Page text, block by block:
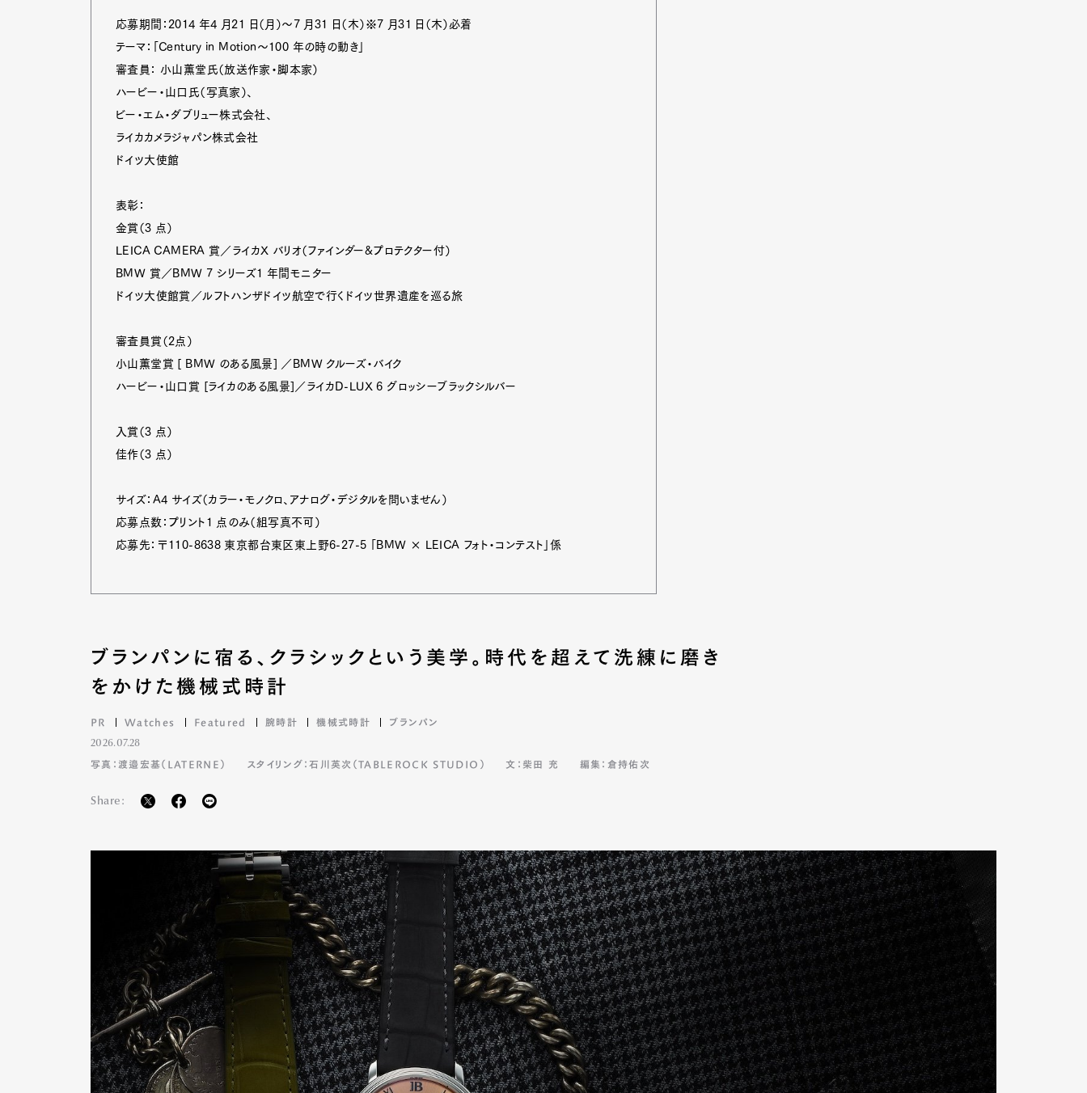
Pen Membership
応募期間：2014 年4 月21 日（月）～7 月31 日（木）※7 月31 日（木）必着
テーマ：「Century in Motion～100 年の時の動き」
審査員： 小山薫堂氏（放送作家・脚本家）
ハービー・山口氏（写真家）、
ビー・エム・ダブリュー株式会社、
ライカカメラジャパン株式会社
ドイツ大使館
表彰：
金賞（3 点）
LEICA CAMERA 賞／ライカX バリオ（ファインダー&プロテクター付）
BMW 賞／BMW 7 シリーズ1 年間モニター
ドイツ大使館賞／ルフトハンザドイツ航空で行くドイツ世界遺産を巡る旅
審査員賞（2点）
小山薫堂賞 [ BMW のある風景] ／BMW クルーズ・バイク
ハービー・山口賞 [ライカのある風景]／ライカD-LUX 6 グロッシーブラックシルバー
入賞（3 点）
佳作（3 点）
サイズ：A4 サイズ（カラー・モノクロ、アナログ・デジタルを問いません）
応募点数：プリント1 点のみ（組写真不可）
応募先：〒110-8638 東京都台東区東上野6-27-5 「BMW × LEICA フォト・コンテスト」係
ブランパンに宿る、クラシックという美学。時代を超えて洗練に磨き
をかけた機械式時計
PR Watches Featured 腕時計 機械式時計 ブランパン
2026.07.28
写真：渡邉宏基（LATERNE） スタイリング：石川英次（TABLEROCK STUDIO） 文：柴田 充 編集：倉持佑次
Share: